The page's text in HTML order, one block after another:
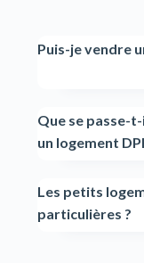
Puis-je vendre
Que se passe-
un logement
Les petits
particulières ?